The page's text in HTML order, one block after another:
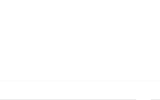
yetersiz gördüğünüz noktaları öneri formunu